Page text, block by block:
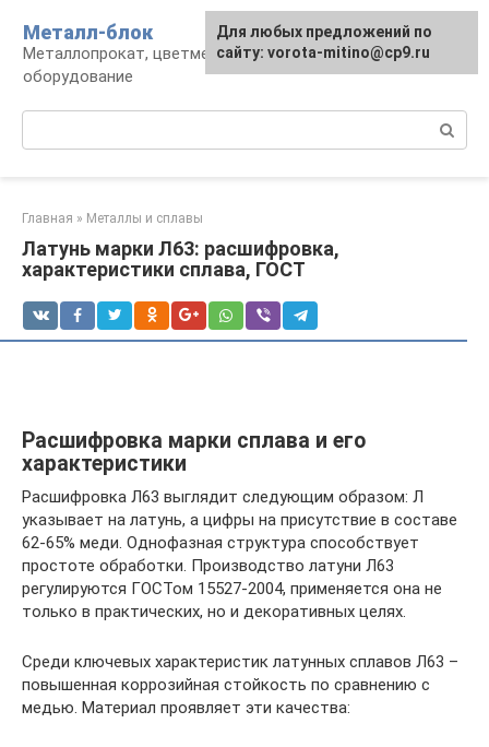
контенту
Металл-блок
Металлопрокат, цветмет, обработка и
оборудование
Главная » Металлы и сплавы
Латунь марки Л63: расшифровка,
характеристики сплава, ГОСТ
Расшифровка марки сплава и его
характеристики
Расшифровка Л63 выглядит следующим образом: Л
указывает на латунь, а цифры на присутствие в составе
62-65% меди. Однофазная структура способствует
простоте обработки. Производство латуни Л63
регулируются ГОСТом 15527-2004, применяется она не
только в практических, но и декоративных целях.
Среди ключевых характеристик латунных сплавов Л63 –
повышенная коррозийная стойкость по сравнению с
медью. Материал проявляет эти качества:
Для любых предложений по
сайту: vorota-mitino@cp9.ru